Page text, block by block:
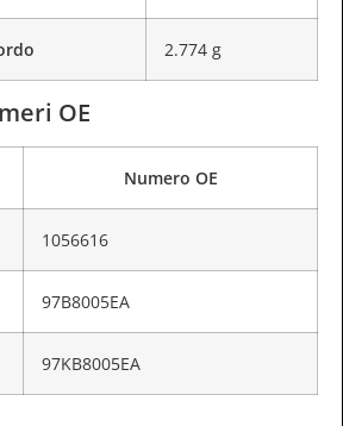
2.774 g
OE
Numero OE
1056616
97B8005EA
97KB8005EA